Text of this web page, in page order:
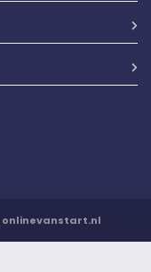
onlinevanstart.nl